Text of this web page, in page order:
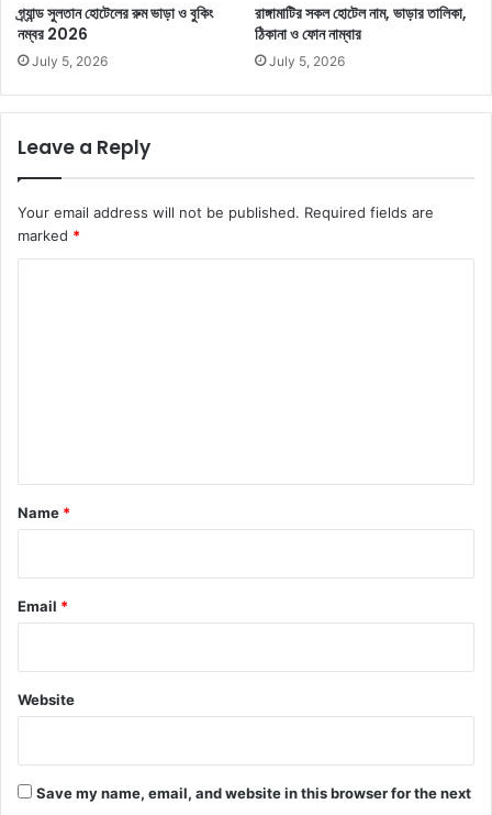
গ্র্যান্ড সুলতান হোটেলের রুম ভাড়া ও বুকিং
নম্বর 2026
July 5, 2026
রাঙ্গামাটির সকল হোটেল নাম, ভাড়ার তালিকা,
ঠিকানা ও ফোন নাম্বার
July 5, 2026
Leave a Reply
Your email address will not be published. Required fields are
marked *
*
Name *
Email *
Website
Save my name, email, and website in this browser for the next